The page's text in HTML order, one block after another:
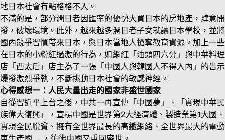
地日本社會有點格格不入。
不滿的是，部分潤日者因匯率的優勢大買日本的房地產，肆意開
發，破壞環境。此外，越來越多潤日者子女就讀日本學校，並將
國內競爭習慣帶來日本，與日本當地人搶奪教育資源。加上一些
在日本的小粉紅過激的行為，如網紅「油頭四六分」與中華料理
店「西太后」店主為了一張「中國人與韓國人不得入內」的告示
爆發激烈爭執，不斷挑動日本社會的敏感神經。
心得感想一：人民大量出走的國家非盛世國家
自從習近平上台之後，中共一再宣傳「中國夢」、「實現中華民
族偉大復興」，宣揚中國是世界第2大經濟體、製造業第1大國、
實現全民脫貧、擁有全世界最長的高鐵網絡、全世界最大的電動